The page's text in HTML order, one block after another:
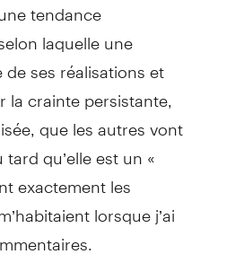
laquelle une
ses réalisations et
la crainte persistante,
que les autres vont
qu’elle est un «
exactement les
lorsque j’ai